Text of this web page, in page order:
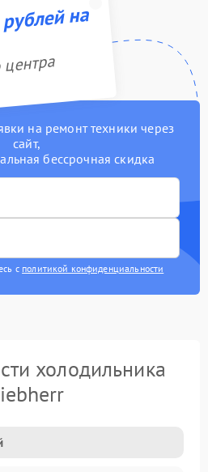
на
на ремонт техники через
сайт,
бессрочная скидка
с политикой конфиденциальности
холодильника